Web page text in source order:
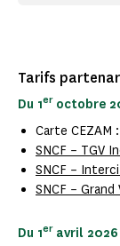
Tarifs
Du 1eroctobre
Carte CEZAM
SNCF – TGV
SNCF –
SNCF – Grand
Du 1eravril 2026